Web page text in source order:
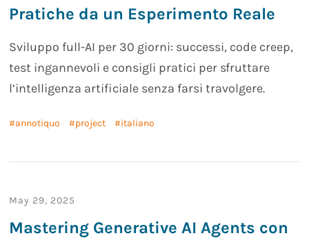
Pratiche da un Esperimento Reale
Sviluppo full-AI per 30 giorni: successi, code creep,
test ingannevoli e consigli pratici per sfruttare
l’intelligenza artificiale senza farsi travolgere.
annotiquo project italiano
May 29, 2025
Mastering Generative AI Agents con